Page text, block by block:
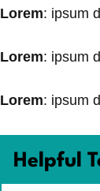
Lorem: ipsum
Lorem: ipsum
Lorem: ipsum
Helpful